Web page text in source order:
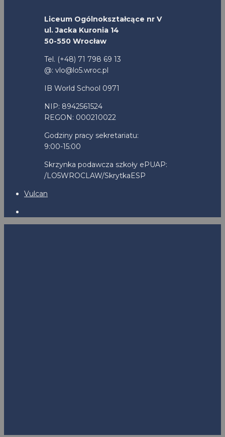
Liceum Ogólnokształcące nr V
ul. Jacka Kuronia 14
50-550 Wrocław
Tel. (+48) 71 798 69 13
@: vlo@lo5.wroc.pl
IB World School 0971
NIP: 8942561524
REGON: 000210022
Godziny pracy sekretariatu:
9:00-15:00
Skrzynka podawcza szkoły ePUAP:
/LO5WROCLAW/SkrytkaESP
Vulcan